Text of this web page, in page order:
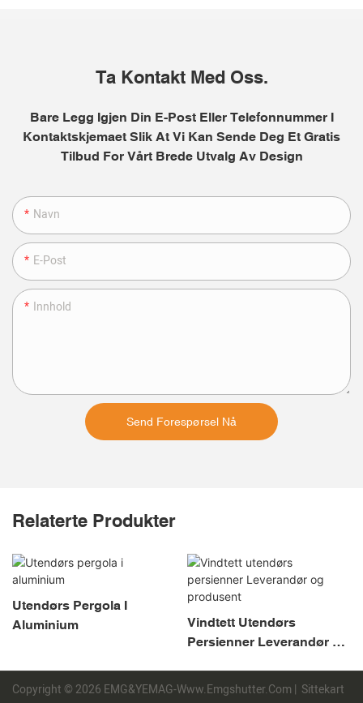
Ta Kontakt Med Oss.
Bare Legg Igjen Din E-Post Eller Telefonnummer I
Kontaktskjemaet Slik At Vi Kan Sende Deg Et Gratis
Tilbud For Vårt Brede Utvalg Av Design
Navn
E-Post
Innhold
Send Forespørsel Nå
Relaterte Produkter
Utendørs Pergola I
Aluminium
Vindtett Utendørs
Persienner Leverandør Og
Copyright © 2026 EMG&YEMAG-Www.emgshutter.com | Sittekart